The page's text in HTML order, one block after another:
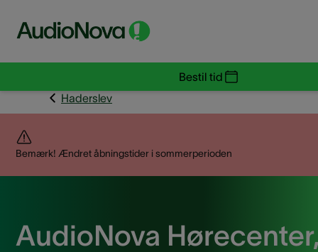
Bestil tid
Haderslev
Bemærk! Ændret åbningstider i sommerperioden
AudioNova